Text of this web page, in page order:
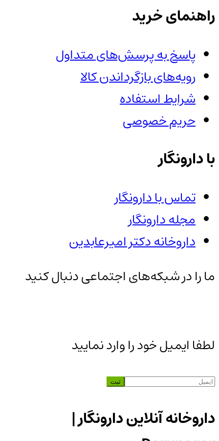
راهنمای خرید
پاسخ به پرسش‌های متداول
رویه‌های بازگرداندن کالا
شرایط استفاده
حریم خصوصی
با دارونگار
تماس با دارونگار
مجله دارونگار
داروخانه دکتر امیرعابدین
ما را در شبکه‌های اجتماعی دنبال کنید
لطفا ایمیل خود را وارد نمایید
داروخانه آنلاین دارونگار |